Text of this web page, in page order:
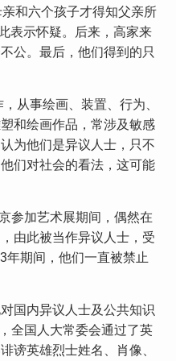
和六个孩子才得知父亲所
表示怀疑。后来，高家来
公。最后，他们得到的只
从事绘画、装置、行为、
和绘画作品，常涉及敏感
为他们是异议人士，只不
们对社会的看法，这可能
参加艺术展期间，偶然在
由此被当作异议人士，受
年期间，他们一直被禁止
国内异议人士及公共知识
全国人大常委会通过了英
谤英雄烈士姓名、肖像、